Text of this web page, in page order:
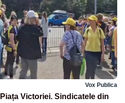
Vox Publica
Victoriei. Sindicatele din